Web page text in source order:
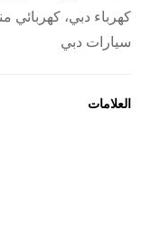
كهرباء دبي، كهربائي
سيارات دبي
العلامات